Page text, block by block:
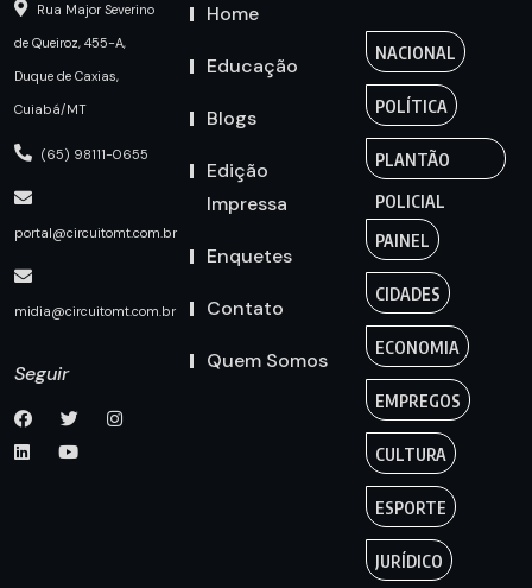
Rua Major Severino
de Queiroz, 455-A,
Duque de Caxias,
Cuiabá/MT
(65) 98111-0655
portal@circuitomt.com.br
midia@circuitomt.com.br
Seguir
Home
Educação
Blogs
Edição
Impressa
Enquetes
Contato
Quem Somos
NACIONAL
POLÍTICA
PLANTÃO
POLICIAL
PAINEL
CIDADES
ECONOMIA
EMPREGOS
CULTURA
ESPORTE
JURÍDICO